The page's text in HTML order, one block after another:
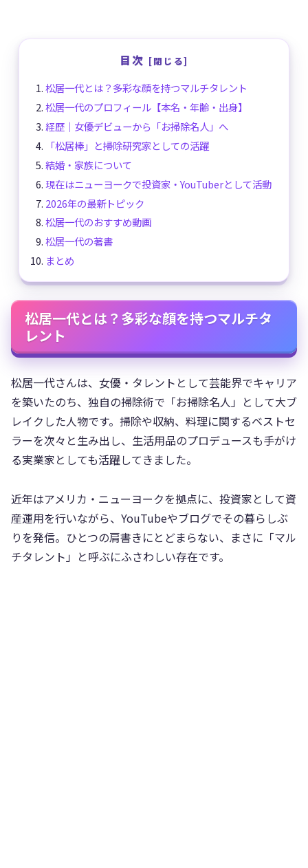
目次
松居一代とは？多彩な顔を持つマルチタレント
松居一代のプロフィール【本名・年齢・出身】
経歴｜女優デビューから「お掃除名人」へ
「松居棒」と掃除研究家としての活躍
結婚・家族について
現在はニューヨークで投資家・YouTuberとして活動
2026年の最新トピック
松居一代のおすすめ動画
松居一代の著書
まとめ
松居一代とは？多彩な顔を持つマルチタ
レント
松居一代さんは、女優・タレントとして芸能界でキャリア
を築いたのち、独自の掃除術で「お掃除名人」として大ブ
レイクした人物です。掃除や収納、料理に関するベストセ
ラーを次々と生み出し、生活用品のプロデュースも手がけ
る実業家としても活躍してきました。
近年はアメリカ・ニューヨークを拠点に、投資家として資
産運用を行いながら、YouTubeやブログでその暮らしぶ
りを発信。ひとつの肩書きにとどまらない、まさに「マル
チタレント」と呼ぶにふさわしい存在です。